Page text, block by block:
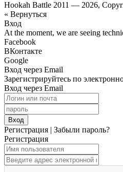
Hookah Battle 2011 — 2026,
« Вернуться
Вход
At the moment, we are seeing
Facebook
ВКонтакте
Google
Вход через Email
Зарегистрируйтесь по
Вход через Email
Вход
Регистрация | Забыли пароль?
Регистрация